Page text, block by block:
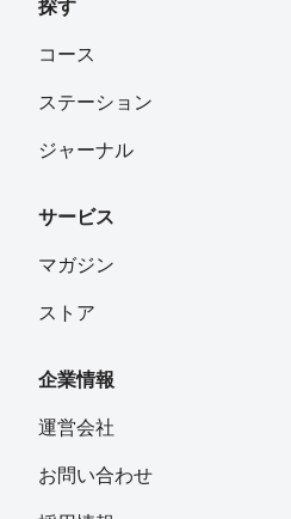
探す
コース
ステーション
ジャーナル
サービス
マガジン
ストア
企業情報
運営会社
お問い合わせ